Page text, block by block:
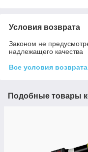
Условия возврата
Законом не
надлежащего качества
Все условия возврата
Подобные товары